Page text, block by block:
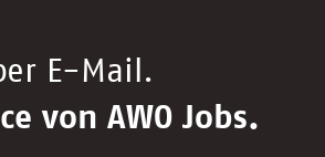
E-Mail.
von AWO Jobs.